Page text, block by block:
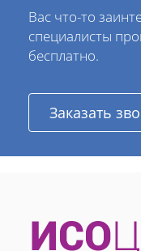
Вас что-то
специалисты
бесплатно.
Заказать